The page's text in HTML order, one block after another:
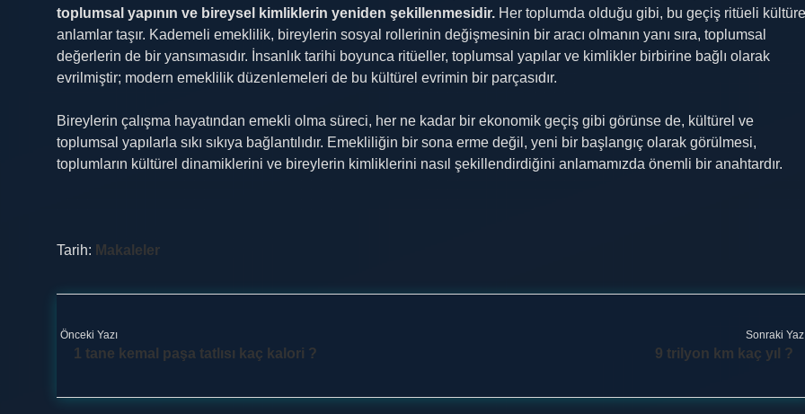
toplumsal yapının ve bireysel kimliklerin yeniden şekillenmesidir. Her toplumda olduğu gibi, bu geçiş ritüeli
anlamlar taşır. Kademeli emeklilik, bireylerin sosyal rollerinin değişmesinin bir aracı olmanın yanı sıra, toplumsal
değerlerin de bir yansımasıdır. İnsanlık tarihi boyunca ritüeller, toplumsal yapılar ve kimlikler birbirine bağlı olarak
evrilmiştir; modern emeklilik düzenlemeleri de bu kültürel evrimin bir parçasıdır.
Bireylerin çalışma hayatından emekli olma süreci, her ne kadar bir ekonomik geçiş gibi görünse de, kültürel ve
toplumsal yapılarla sıkı sıkıya bağlantılıdır. Emekliliğin bir sona erme değil, yeni bir başlangıç olarak görülmesi,
toplumların kültürel dinamiklerini ve bireylerin kimliklerini nasıl şekillendirdiğini anlamamızda önemli bir anahtardır.
Tarih: Makaleler
Önceki Yazı
1 tane kemal paşa tatlısı kaç kalori ?
Sonraki
9 trilyon km kaç yıl ?